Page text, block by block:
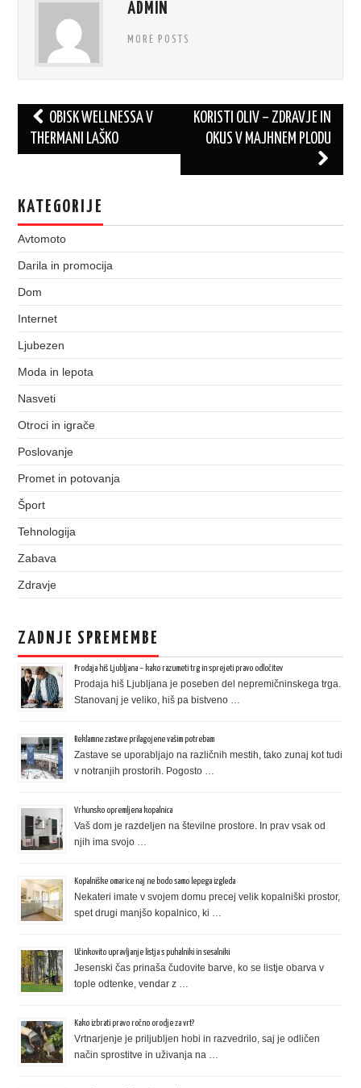
ADMIN
MORE POSTS
Post
navigation
OBISK WELLNESSA V
THERMANI LAŠKO
KORISTI OLIV – ZDRAVJE IN
OKUS V MAJHNEM PLODU
KATEGORIJE
Avtomoto
Darila in promocija
Dom
Internet
Ljubezen
Moda in lepota
Nasveti
Otroci in igrače
Poslovanje
Promet in potovanja
Šport
Tehnologija
Zabava
Zdravje
ZADNJE SPREMEMBE
Prodaja hiš Ljubljana – kako razumeti trg in sprejeti pravo odločitev
Prodaja hiš Ljubljana je poseben del nepremičninskega trga.
Stanovanj je veliko, hiš pa bistveno …
Reklamne zastave prilagojene vašim potrebam
Zastave se uporabljajo na različnih mestih, tako zunaj kot tudi
v notranjih prostorih. Pogosto …
Vrhunsko opremljena kopalnica
Vaš dom je razdeljen na številne prostore. In prav vsak od
njih ima svojo …
Kopalniške omarice naj ne bodo samo lepega izgleda
Nekateri imate v svojem domu precej velik kopalniški prostor,
spet drugi manjšo kopalnico, ki …
Učinkovito upravljanje listja s puhalniki in sesalniki
Jesenski čas prinaša čudovite barve, ko se listje obarva v
tople odtenke, vendar z …
Kako izbrati pravo ročno orodje za vrt?
Vrtnarjenje je priljubljen hobi in razvedrilo, saj je odličen
način sprostitve in uživanja na …